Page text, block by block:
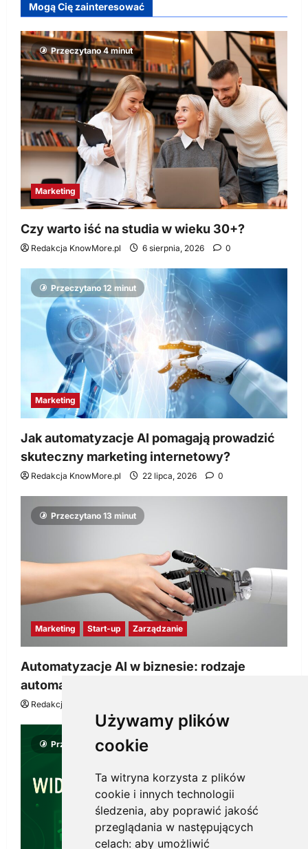
Używamy plików
cookie
Ta witryna korzysta z plików
cookie i innych technologii
śledzenia, aby poprawić jakość
przeglądania w następujących
celach: aby umożliwić
Mogą Cię zainteresować
Przeczytano 4 minut
Marketing
Czy warto iść na studia w wieku 30+?
Redakcja KnowMore.pl 6 sierpnia, 2026 0
Przeczytano 12 minut
Marketing
Jak automatyzacje AI pomagają prowadzić
skuteczny marketing internetowy?
Redakcja KnowMore.pl 22 lipca, 2026 0
Przeczytano 13 minut
Marketing Start-up Zarządzanie
Automatyzacje AI w biznesie: rodzaje
automatyzacji i korzyści dla Twojej firmy
Redakcja KnowMore.pl
Przeczytano 8 minut